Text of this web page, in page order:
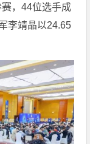
，44位选手成
李靖晶以24.65